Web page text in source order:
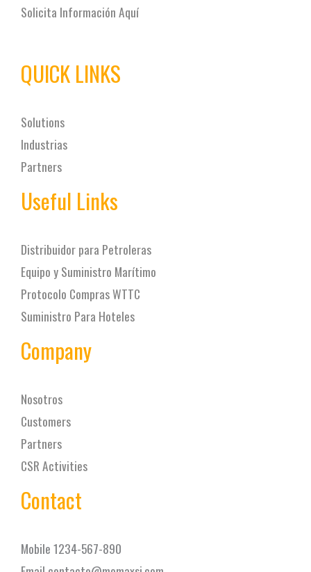
Solicita Información Aquí
QUICK LINKS
Solutions
Industrias
Partners
Useful Links
Distribuidor para Petroleras
Equipo y Suministro Marítimo
Protocolo Compras WTTC
Suministro Para Hoteles
Company
Nosotros
Customers
Partners
CSR Activities
Contact
Mobile 1234-567-890